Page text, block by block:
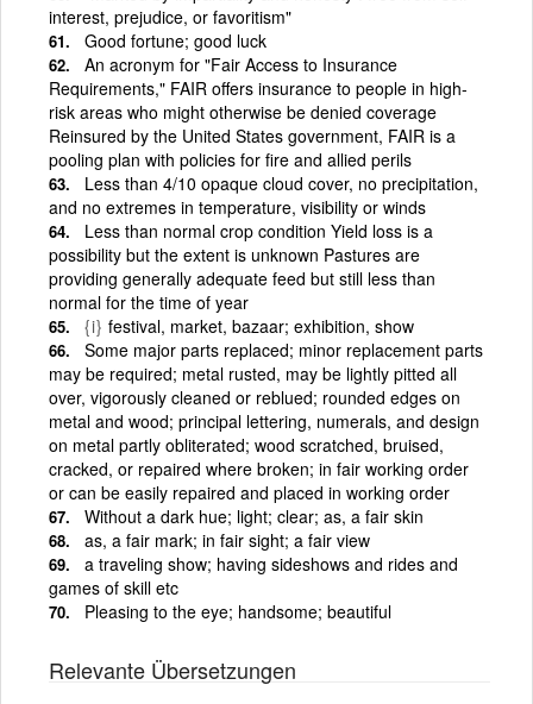
interest, prejudice, or favoritism"
Good fortune; good luck
An acronym for "Fair Access to Insurance
Requirements," FAIR offers insurance to people in high-
risk areas who might otherwise be denied coverage
Reinsured by the United States government, FAIR is a
pooling plan with policies for fire and allied perils
Less than 4/10 opaque cloud cover, no precipitation,
and no extremes in temperature, visibility or winds
Less than normal crop condition Yield loss is a
possibility but the extent is unknown Pastures are
providing generally adequate feed but still less than
normal for the time of year
{i} festival, market, bazaar; exhibition, show
Some major parts replaced; minor replacement parts
may be required; metal rusted, may be lightly pitted all
over, vigorously cleaned or reblued; rounded edges on
metal and wood; principal lettering, numerals, and design
on metal partly obliterated; wood scratched, bruised,
cracked, or repaired where broken; in fair working order
or can be easily repaired and placed in working order
Without a dark hue; light; clear; as, a fair skin
as, a fair mark; in fair sight; a fair view
a traveling show; having sideshows and rides and
games of skill etc
Pleasing to the eye; handsome; beautiful
Relevante Übersetzungen